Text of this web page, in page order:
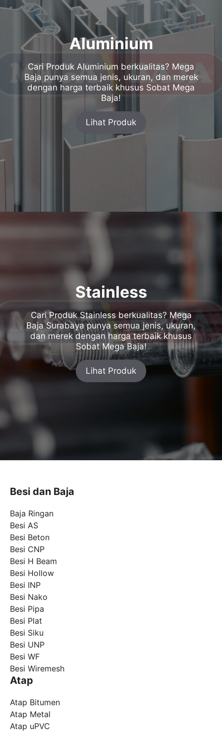
Aluminium
Cari Produk Aluminium berkualitas? Mega
Baja punya semua jenis, ukuran, dan merek
dengan harga terbaik khusus Sobat Mega
Baja!
Lihat Produk
Stainless
Cari Produk Stainless berkualitas? Mega
Baja Surabaya punya semua jenis, ukuran,
dan merek dengan harga terbaik khusus
Sobat Mega Baja!
Lihat Produk
Besi dan Baja
Baja Ringan
Besi AS
Besi Beton
Besi CNP
Besi H Beam
Besi Hollow
Besi INP
Besi Nako
Besi Pipa
Besi Plat
Besi Siku
Besi UNP
Besi WF
Besi Wiremesh
Atap
Atap Bitumen
Atap Metal
Atap uPVC